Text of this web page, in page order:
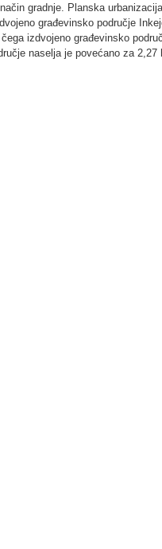
gradnje. Planska
građevinsko područje
izdvojeno građevinsko
naselja je povećano za 2,27